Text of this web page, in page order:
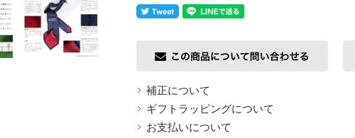
補正について
ギフトラッピングについて
お支払いについて